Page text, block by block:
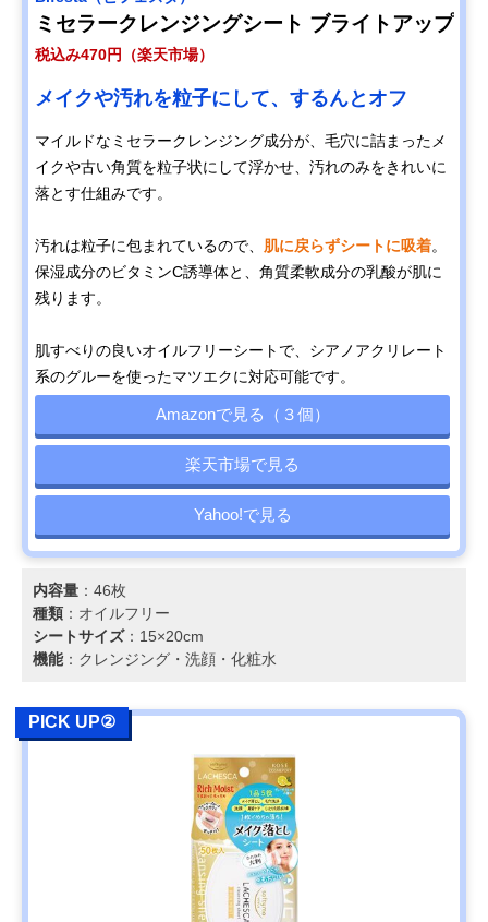
ミセラークレンジングシート ブライトアップ
税込み470円（楽天市場）
メイクや汚れを粒子にして、するんとオフ
マイルドなミセラークレンジング成分が、毛穴に詰まったメ
イクや古い角質を粒子状にして浮かせ、汚れのみをきれいに
落とす仕組みです。
汚れは粒子に包まれているので、 肌に戻らずシートに吸着。
保湿成分のビタミンC誘導体と、角質柔軟成分の乳酸が肌に
残ります。
肌すべりの良いオイルフリーシートで、シアノアクリレート
系のグルーを使ったマツエクに対応可能です。
Amazonで見る（３個）
楽天市場で見る
Yahoo!で見る
内容量 ：46枚
種類 ：オイルフリー
シートサイズ：15×20cm
機能：クレンジング・洗顔・化粧水
PICK UP②